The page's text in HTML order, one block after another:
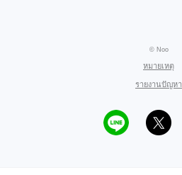
© Noo
หมายเหตุ
รายงานปัญหา